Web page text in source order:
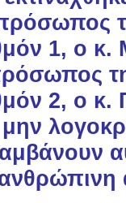
1, ο κ.
2, ο κ.